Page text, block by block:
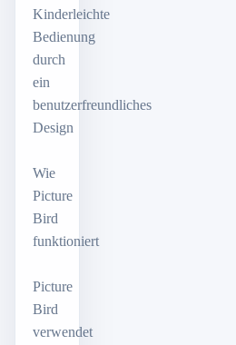
Kinderleichte
Bedienung
durch
ein
benutzerfreundliches
Design
Wie
Picture
Bird
funktioniert
Picture
Bird
verwendet